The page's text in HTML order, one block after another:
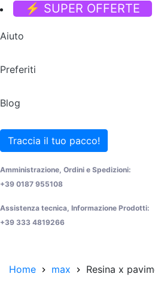
⚡ SUPER OFFERTE
Aiuto
Preferiti
Blog
Traccia il tuo pacco!
Amministrazione, Ordini e Spedizioni:
+39 0187 955108
Assistenza tecnica, Informazione Prodotti:
+39 333 4819266
Home max
Resina x